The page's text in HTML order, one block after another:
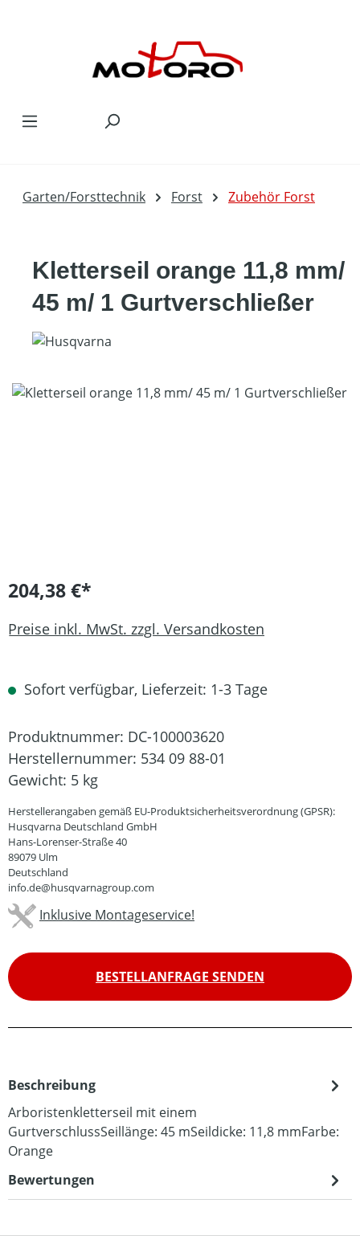
Garten/Forsttechnik Forst Zubehör Forst
Kletterseil orange 11,8 mm/
45 m/ 1 Gurtverschließer
Bildergalerie überspringen
204,38 €*
Preise inkl. MwSt. zzgl. Versandkosten
Sofort verfügbar, Lieferzeit: 1-3 Tage
Produktnummer: DC-100003620
Herstellernummer: 534 09 88-01
Gewicht: 5 kg
Herstellerangaben gemäß EU-Produktsicherheitsverordnung (GPSR):
Husqvarna Deutschland GmbH
Hans-Lorenser-Straße 40
89079 Ulm
Deutschland
info.de@husqvarnagroup.com
Inklusive Montageservice!
BESTELLANFRAGE SENDEN
Beschreibung
Arboristenkletterseil mit einem
GurtverschlussSeillänge: 45 mSeildicke: 11,8 mmFarbe:
Orange
Bewertungen